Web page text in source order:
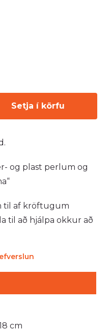
Setja í körfu
og plast perlum og
til af kröftugum
til að hjálpa okkur að
cm